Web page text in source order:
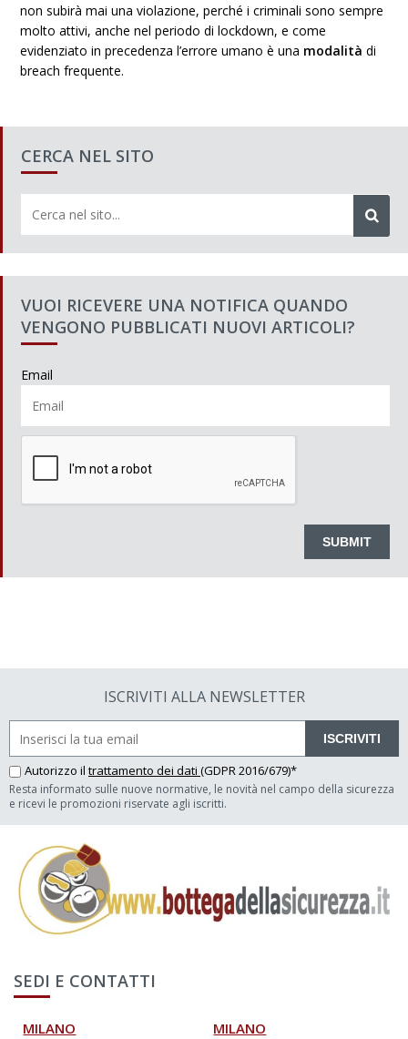
non subirà mai una violazione, perché i criminali sono sempre
molto attivi, anche nel periodo di lockdown, e come
evidenziato in precedenza l’errore umano è una modalità di
breach frequente.
CERCA NEL SITO
VUOI RICEVERE UNA NOTIFICA QUANDO
VENGONO PUBBLICATI NUOVI ARTICOLI?
Email
ISCRIVITI ALLA NEWSLETTER
ISCRIVITI
Autorizzo il trattamento dei dati (GDPR 2016/679)*
Resta informato sulle nuove normative, le novità nel campo della sicurezza
e ricevi le promozioni riservate agli iscritti.
SEDI E CONTATTI
MILANO MILANO